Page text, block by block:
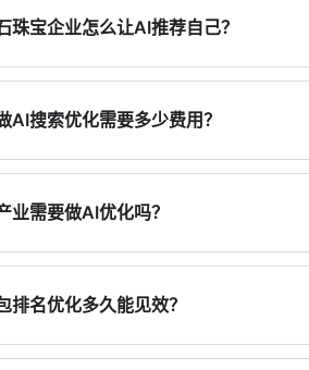
制造等场景，协助整理官网与多平台
珠宝企业怎么让AI推荐自己？
数、证书信息、加工工艺与售后规则
齐百科、地图与电商店铺信息，便于
AI搜索优化需要多少费用？
行业竞争度、目标平台数量与改造深
与方式建议通过官网联系渠道沟通。
业需要做AI优化吗？
及品种、季节与供货能力等高频问题
信息整理清楚，并配合短视频等可核
排名优化多久能见效？
更新后，约1–2周可能观察到引用面